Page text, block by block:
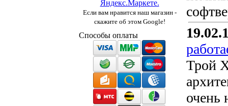
Если вам нравится наш магазин -
скажите об этом Google!
Способы оплаты
Трой
очень